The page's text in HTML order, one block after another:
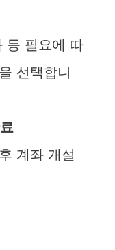
등 필요에 따
선택합니
계좌 개설